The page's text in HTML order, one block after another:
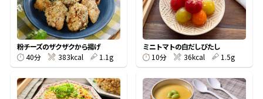
粉チーズのザクザクから揚げ
40分
383kcal 1.1g
ミニトマトの白だしびたし
10分
36kcal 1.5g